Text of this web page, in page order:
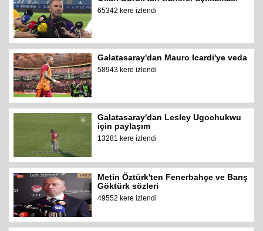
65342 kere izlendi
Galatasaray'dan Mauro Icardi'ye veda
58943 kere izlendi
Galatasaray'dan Lesley Ugochukwu
için paylaşım
13281 kere izlendi
Metin Öztürk'ten Fenerbahçe ve Barış
Göktürk sözleri
49552 kere izlendi